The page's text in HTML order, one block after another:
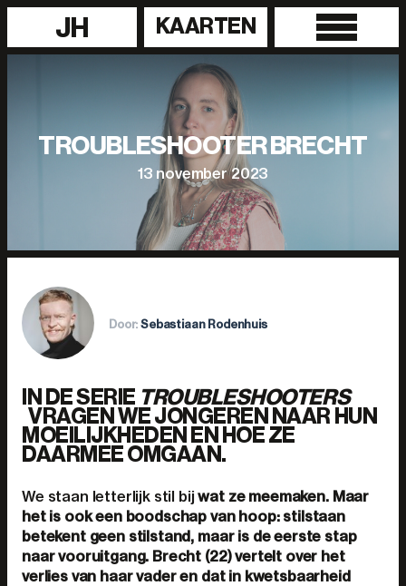
JH KAARTEN
TROUBLESHOOTER BRECHT
13 november 2023
Door:Sebastiaan Rodenhuis
IN DE SERIE TROUBLESHOOTERS
VRAGEN WE JONGEREN NAAR HUN
MOEILIJKHEDEN EN HOE ZE
DAARMEE OMGAAN.
We staan letterlijk stil bijwat ze meemaken. Maar
het is ook een boodschap van hoop: stilstaan
betekent geen stilstand, maar is de eerste stap
naar vooruitgang. Brecht (22) vertelt over het
verlies van haar vader en dat in kwetsbaarheid